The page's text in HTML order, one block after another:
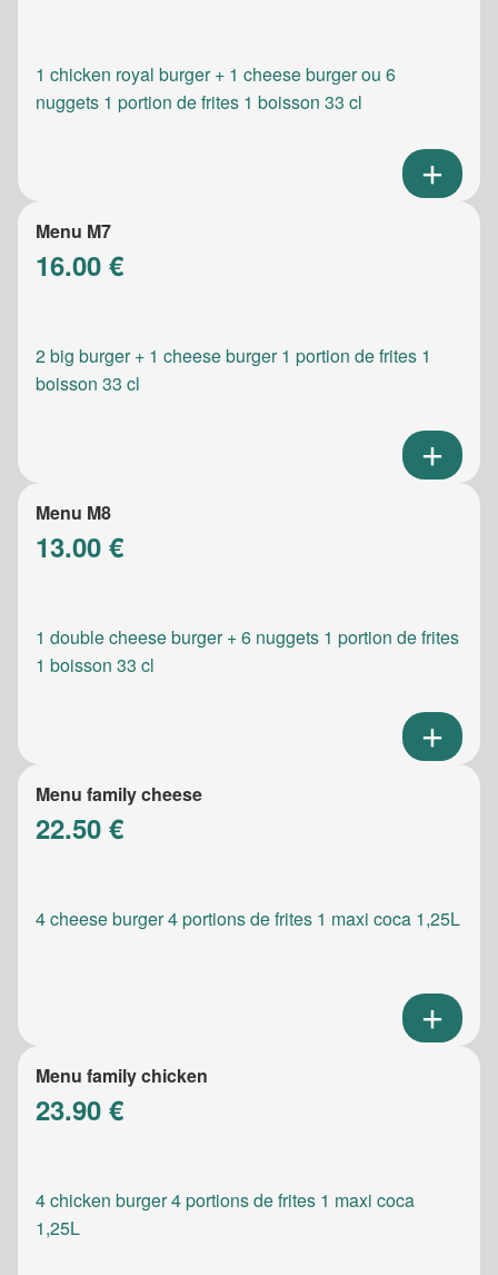
1 chicken royal burger + 1 cheese burger ou 6
nuggets 1 portion de frites 1 boisson 33 cl
Menu M7
16.00 €
2 big burger + 1 cheese burger 1 portion de frites 1
boisson 33 cl
Menu M8
13.00 €
1 double cheese burger + 6 nuggets 1 portion de frites
1 boisson 33 cl
Menu family cheese
22.50 €
4 cheese burger 4 portions de frites 1 maxi coca 1,25L
Menu family chicken
23.90 €
4 chicken burger 4 portions de frites 1 maxi coca
1,25L